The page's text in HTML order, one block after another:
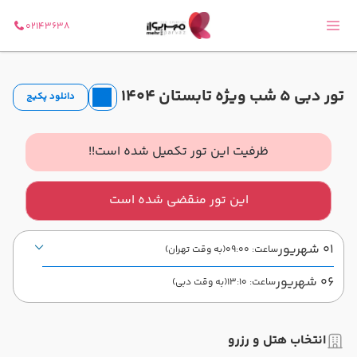
02143638
تور دبی 5 شب ویژه تابستان 1404 دانلود پکیج
ظرفیت این تور تکمیل شده است!!
این تور منقضی شده است
01 شهریور ساعت: 09:00 (به وقت تهران)
06 شهریور ساعت: 13:10 (به وقت دبی)
شروع سفر دبی فرودگاه بین‌المللی دبی DXB
انتخاب هتل و رزرو